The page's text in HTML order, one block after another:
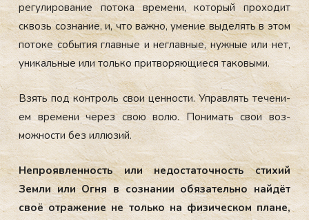
ре­гули­рова­ние по­тока вре­мени, ко­торый про­ходит
сквозь соз­на­ние, и, что важ­но, уме­ние вы­делять в этом
по­токе со­бытия глав­ные и нег­лавные, нуж­ные или нет,
уни­каль­ные или толь­ко прит­во­ря­ющи­еся та­ковы­ми.
Взять под кон­троль свои цен­ности. Уп­равлять те­чени­
ем вре­мени че­рез свою во­лю. По­нимать свои воз­
можнос­ти без ил­лю­зий.
Неп­ро­яв­ленность или не­дос­та­точ­ность сти­хий
Зем­ли или Ог­ня в соз­на­нии обя­затель­но най­дёт
своё от­ра­жение не толь­ко на фи­зичес­ком пла­не,